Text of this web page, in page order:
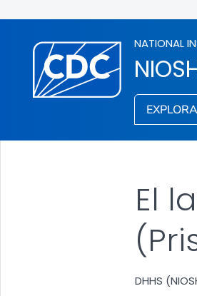
NATIONAL
El
DHHS